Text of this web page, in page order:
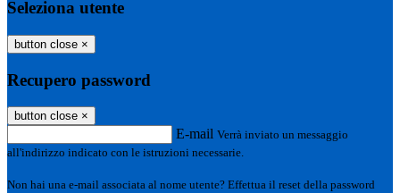
Seleziona utente
button close ×
Recupero password
button close ×
E-mail Verrà inviato un messaggio
all'indirizzo indicato con le istruzioni necessarie.
Non hai una e-mail associata al nome utente? Effettua il reset della password